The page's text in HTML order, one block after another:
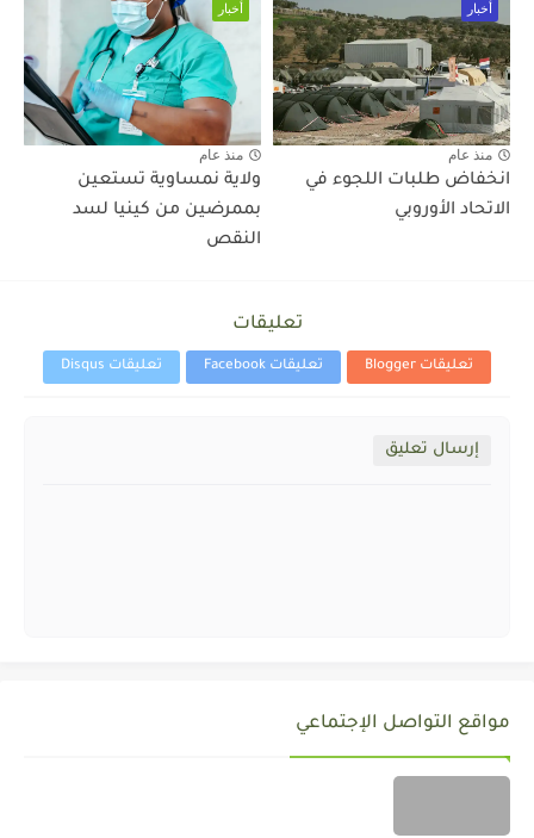
أخبار
منذ عام
انخفاض طلبات اللجوء في
الاتحاد الأوروبي
أخبار
منذ عام
ولاية نمساوية تستعين
بممرضين من كينيا لسد
النقص
تعليقات
تعليقات Blogger تعليقات Facebook تعليقات Disqus
إرسال تعليق
مواقع التواصل الإجتماعي